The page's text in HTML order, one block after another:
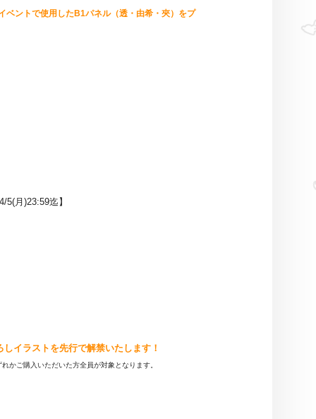
ベントで使用したB1パネル（透・由希・夾）をプ
5(月)23:59迄】
しイラストを先行で解禁いたします！
れかご購入いただいた方全員が対象となります。